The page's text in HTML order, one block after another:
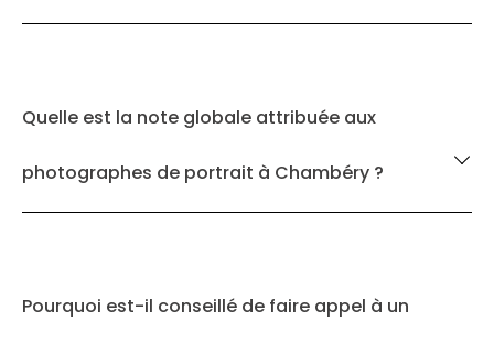
Quelle est la note globale attribuée aux
photographes de portrait à Chambéry ?
Pourquoi est-il conseillé de faire appel à un